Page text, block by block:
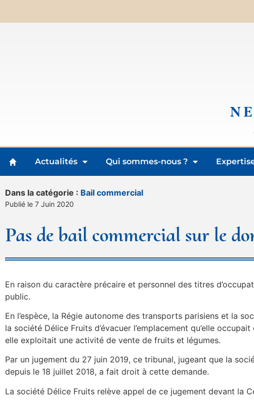
Actualités Qui sommes-nous ?
Dans la catégorie : Bail commercial
Publié le 7 Juin 2020
Pas de bail commercial sur le
En raison du caractère précaire et personnel des titres
public.
En l’espèce, la Régie autonome des transports parisiens et la
la société Délice Fruits d’évacuer l’emplacement qu’elle
elle exploitait une activité de vente de fruits et légumes.
Par un jugement du 27 juin 2019, ce tribunal, jugeant que la
depuis le 18 juillet 2018, a fait droit à cette demande.
La société Délice Fruits relève appel de ce jugement devant la